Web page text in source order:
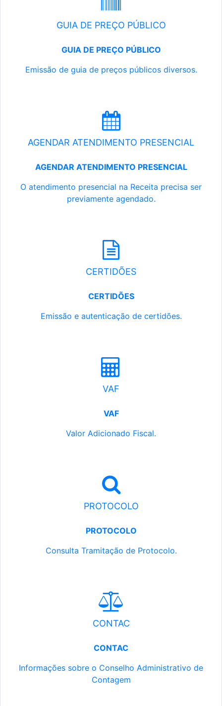
GUIA DE PREÇO PÚBLICO
GUIA DE PREÇO PÚBLICO
Emissão de guia de preços públicos diversos.
AGENDAR ATENDIMENTO PRESENCIAL
AGENDAR ATENDIMENTO PRESENCIAL
O atendimento presencial na Receita precisa ser
previamente agendado.
CERTIDÕES
CERTIDÕES
Emissão e autenticação de certidões.
VAF
VAF
Valor Adicionado Fiscal.
PROTOCOLO
PROTOCOLO
Consulta Tramitação de Protocolo.
CONTAC
CONTAC
Informações sobre o Conselho Administrativo de
Contagem